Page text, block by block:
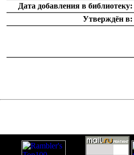
Дата добавления в библиотеку:
Утверждён в: